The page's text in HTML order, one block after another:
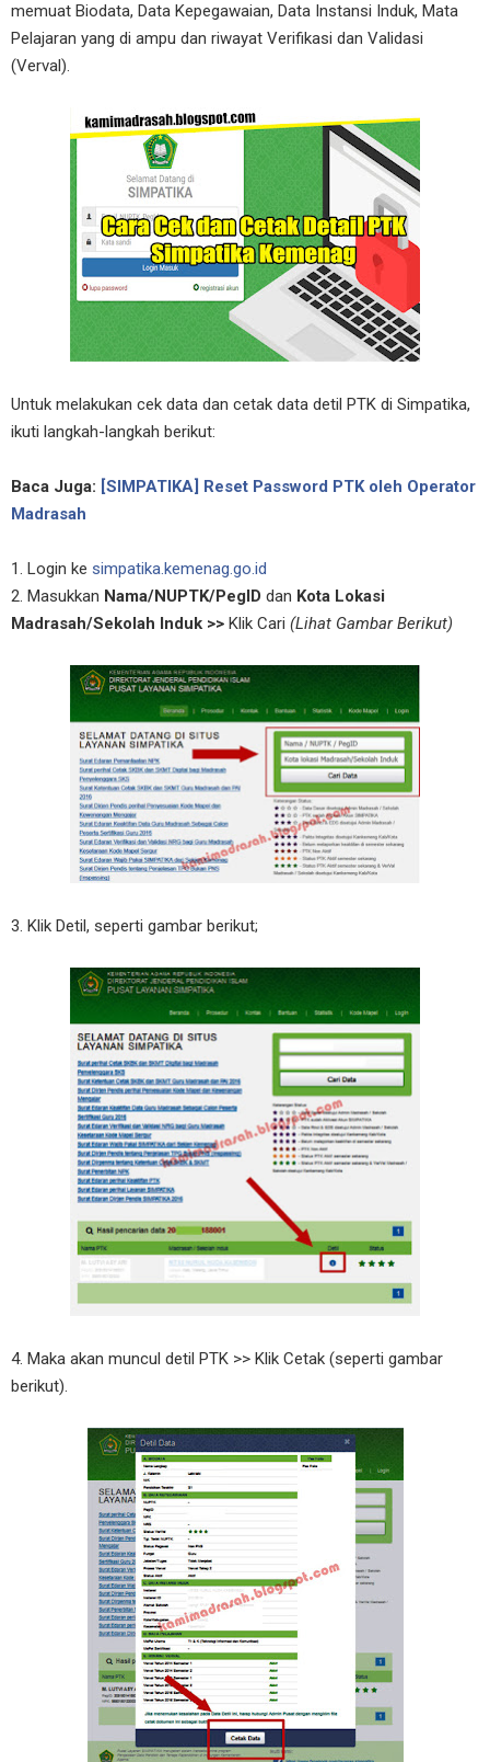
memuat Biodata, Data Kepegawaian, Data Instansi Induk, Mata
Pelajaran yang di ampu dan riwayat Verifikasi dan Validasi
(Verval).
Untuk melakukan cek data dan cetak data detil PTK di Simpatika,
ikuti langkah-langkah berikut:
Baca Juga: [SIMPATIKA] Reset Password PTK oleh Operator
Madrasah
1. Login ke simpatika.kemenag.go.id
2. Masukkan Nama/NUPTK/PegID dan Kota Lokasi
Madrasah/Sekolah Induk >> Klik Cari (Lihat Gambar Berikut)
3. Klik Detil, seperti gambar berikut;
4. Maka akan muncul detil PTK >> Klik Cetak (seperti gambar
berikut).